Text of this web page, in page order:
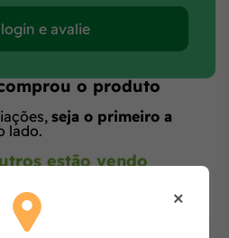
e avalie
o produto
seja o primeiro a
lado.
estão vendo
×